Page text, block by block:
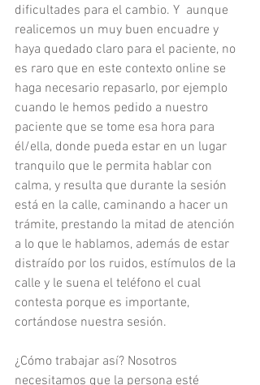
dificultades para el cambio. Y  aunque
realicemos un muy buen encuadre y
haya quedado claro para el paciente, no
es raro que en este contexto online se
haga necesario repasarlo, por ejemplo
cuando le hemos pedido a nuestro
paciente que se tome esa hora para
él/ella, donde pueda estar en un lugar
tranquilo que le permita hablar con
calma, y resulta que durante la sesión
está en la calle, caminando a hacer un
trámite, prestando la mitad de atención
a lo que le hablamos, además de estar
distraído por los ruidos, estímulos de la
calle y le suena el teléfono el cual
contesta porque es importante,
cortándose nuestra sesión.
¿Cómo trabajar así? Nosotros
necesitamos que la persona esté